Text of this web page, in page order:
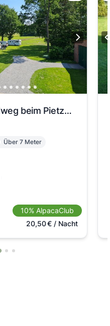
Am Heide-Leine Radweg beim Pietzmoor
Über 7 Meter
10% AlpacaClub
20,50€/ Nacht